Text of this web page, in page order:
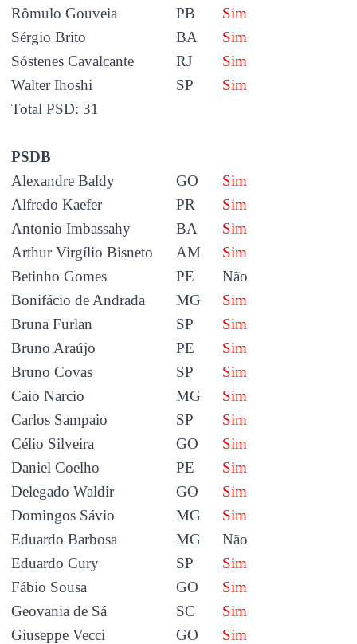
Rômulo Gouveia
PB
Sim
Sérgio Brito
BA
Sim
Sóstenes Cavalcante
RJ
Sim
Walter Ihoshi
SP
Sim
Total PSD: 31
PSDB
Alexandre Baldy
GO
Sim
Alfredo Kaefer
PR
Sim
Antonio Imbassahy
BA
Sim
Arthur Virgílio Bisneto
AM
Sim
Betinho Gomes
PE
Não
Bonifácio de Andrada
MG
Sim
Bruna Furlan
SP
Sim
Bruno Araújo
PE
Sim
Bruno Covas
SP
Sim
Caio Narcio
MG
Sim
Carlos Sampaio
SP
Sim
Célio Silveira
GO
Sim
Daniel Coelho
PE
Sim
Delegado Waldir
GO
Sim
Domingos Sávio
MG
Sim
Eduardo Barbosa
MG
Não
Eduardo Cury
SP
Sim
Fábio Sousa
GO
Sim
Geovania de Sá
SC
Sim
Giuseppe Vecci
GO
Sim